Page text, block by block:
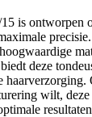
is ontworpen
deze
wilt, deze